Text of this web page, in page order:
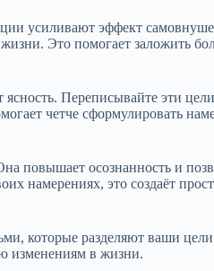
усиливают эффект
Это помогает заложить
Переписывайте эти
четче сформулировать
повышает осознанность и
намерениях, это создаёт
которые разделяют ваши
изменениям в жизни.